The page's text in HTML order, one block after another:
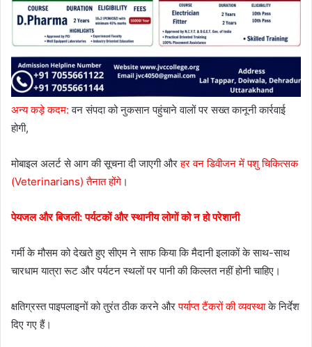
अन्य कड़े कदम: वन संपदा को नुकसान पहुंचाने वालों पर सख्त कानूनी कार्रवाई
होगी,
मोबाइल अलर्ट से आग की सूचना दी जाएगी औरहर वन डिवीजन में पशु चिकित्सक
(Veterinarians) तैनात होंगे ।
पेयजल और बिजली: पर्यटकों और स्थानीय लोगों को न हो परेशानी
गर्मी के मौसम को देखते हुए सीएम ने साफ किया कि मैदानी इलाकों के साथ-साथ
चारधाम यात्रा रूट और पर्यटन स्थलों पर पानी की किल्लत नहीं होनी चाहिए।
क्षतिग्रस्त पाइपलाइनों को तुरंत ठीक करने औरपर्याप्त टैंकरों की व्यवस्थाके निर्देश
दिए गए हैं।